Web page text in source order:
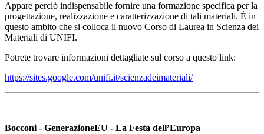
Appare perciò indispensabile fornire una formazione specifica per la
progettazione, realizzazione e caratterizzazione di tali materiali. È in
questo ambito che si colloca il nuovo Corso di Laurea in Scienza dei
Materiali di UNIFI.
Potrete trovare informazioni dettagliate sul corso a questo link:
https://sites.google.com/unifi.it/scienzadeimateriali/
Bocconi - GenerazioneEU - La Festa dell’Europa